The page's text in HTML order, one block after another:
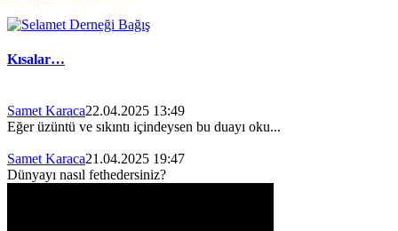
Kısalar…
Samet Karaca22.04.2025 13:49
Eğer üzüntü ve sıkıntı içindeysen bu duayı oku...
Samet Karaca21.04.2025 19:47
Dünyayı nasıl fethedersiniz?